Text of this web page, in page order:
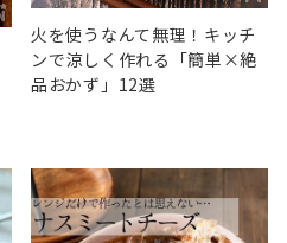
火を使うなんて無理！キッチ
ンで涼しく作れる「簡単×絶
品おかず」12選